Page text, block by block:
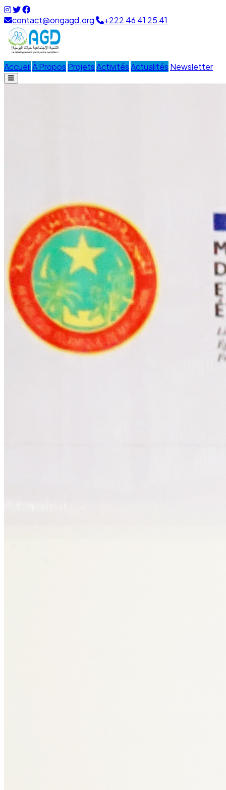
contact@ongagd.org +222 46 41 25 41
AccueilÀ Propos ProjetsActivitésActualités Newsletter